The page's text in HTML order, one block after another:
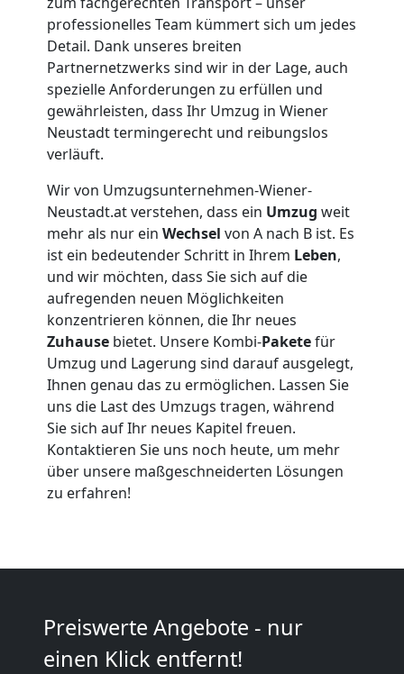
professionelles Team kümmert sich um jedes
Detail. Dank unseres breiten
Partnernetzwerks sind wir in der Lage, auch
spezielle Anforderungen zu erfüllen und
gewährleisten, dass Ihr Umzug in Wiener
Neustadt termingerecht und reibungslos
verläuft.
Wir von Umzugsunternehmen-Wiener-
Neustadt.at verstehen, dass ein Umzug weit
mehr als nur ein Wechsel von A nach B ist. Es
ist ein bedeutender Schritt in Ihrem Leben,
und wir möchten, dass Sie sich auf die
aufregenden neuen Möglichkeiten
konzentrieren können, die Ihr neues
Zuhause bietet. Unsere Kombi-Paketefür
Umzug und Lagerung sind darauf ausgelegt,
Ihnen genau das zu ermöglichen. Lassen Sie
uns die Last des Umzugs tragen, während
Sie sich auf Ihr neues Kapitel freuen.
Kontaktieren Sie uns noch heute, um mehr
über unsere maßgeschneiderten Lösungen
zu erfahren!
Preiswerte Angebote - nur
einen Klick entfernt!
Tragehilfe
Wiener
Neustadt
Kleiner
Umzug
Wiener
Neustadt
Küchenumzug
Wiener
und